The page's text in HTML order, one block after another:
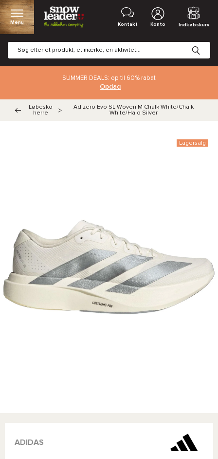
Menu Kontakt Konto Indkøbskurv
SUMMER DEALS: op til 60% rabat
Opdag
Løbesko
herre
>
Adizero Evo SL Woven M Chalk White/Chalk
White/Halo Silver
Lagersalg
ADIDAS